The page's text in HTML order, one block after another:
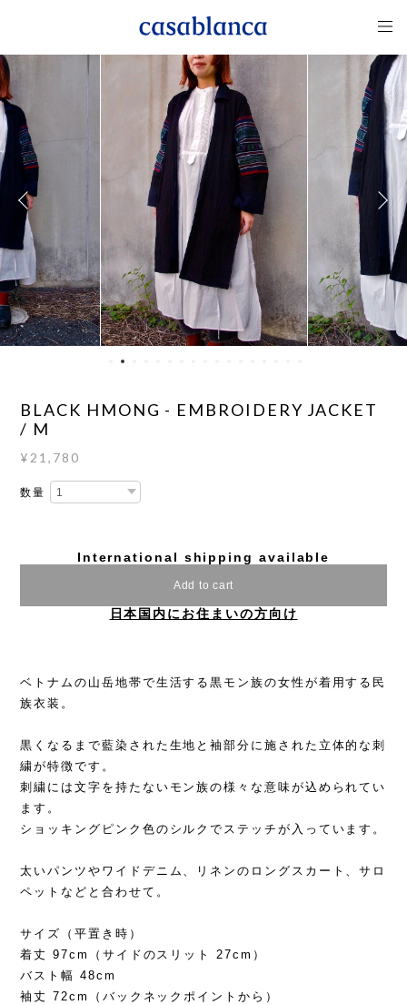
BLACK HMONG - EMBROIDERY JACKET
/ M
¥21,780
数量
International shipping available
Add to cart
日本国内にお住まいの方向け
ベトナムの山岳地帯で生活する黒モン族の女性が着用する民
族衣装。
黒くなるまで藍染された生地と袖部分に施された立体的な刺
繍が特徴です。
刺繍には文字を持たないモン族の様々な意味が込められてい
ます。
ショッキングピンク色のシルクでステッチが入っています。
太いパンツやワイドデニム、リネンのロングスカート、サロ
ペットなどと合わせて。
サイズ（平置き時）
着丈 97cm（サイドのスリット 27cm）
バスト幅 48cm
袖丈 72cm（バックネックポイントから）